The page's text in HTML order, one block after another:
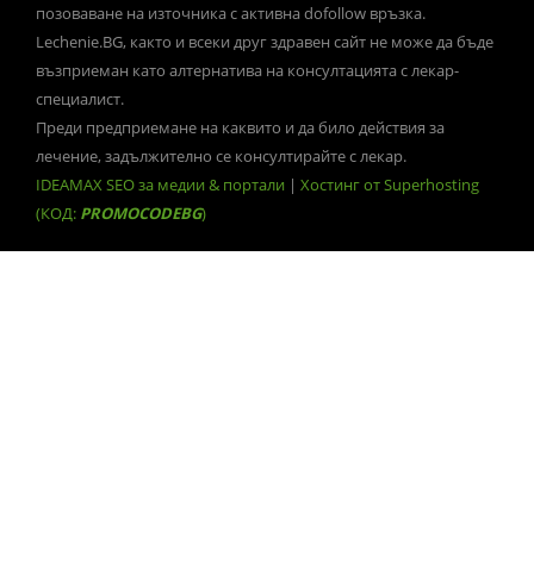
позоваване на източника с активна dofollow връзка.
Lechenie.BG, както и всеки друг здравен сайт не може да бъде
възприеман като алтернатива на консултацията с лекар-
специалист.
Преди предприемане на каквито и да било действия за
лечение, задължително се консултирайте с лекар.
IDEAMAX SEO за медии & портали | Хостинг от Superhosting
(КОД: PROMOCODEBG)